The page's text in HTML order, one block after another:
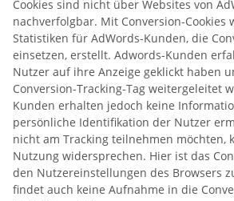
Cookies sind nicht über Websites von
nachverfolgbar. Mit Conversion-Cookies
Statistiken für AdWords-Kunden, die
einsetzen, erstellt. Adwords-Kunden
Nutzer auf ihre Anzeige geklickt haben
Conversion-Tracking-Tag weitergeleitet
Kunden erhalten jedoch keine
persönliche Identifikation der Nutzer
nicht am Tracking teilnehmen möchten,
Nutzung widersprechen. Hier ist das
den Nutzereinstellungen des Browsers
findet auch keine Aufnahme in die